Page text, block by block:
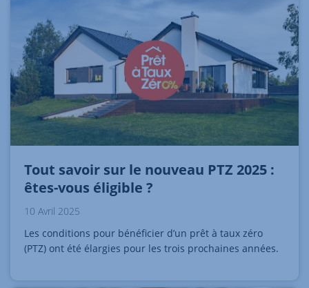
Tout savoir sur le nouveau PTZ 2025 :
êtes-vous éligible ?
10 Avril 2025
Les conditions pour bénéficier d’un prêt à taux zéro
(PTZ) ont été élargies pour les trois prochaines années.